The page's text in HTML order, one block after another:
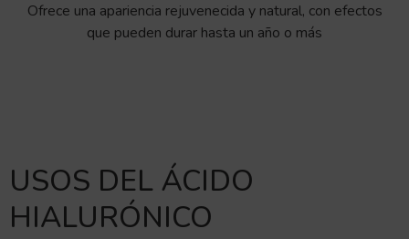
Ofrece una apariencia rejuvenecida y natural, con efectos
que pueden durar hasta un año o más
USOS DEL ÁCIDO
HIALURÓNICO